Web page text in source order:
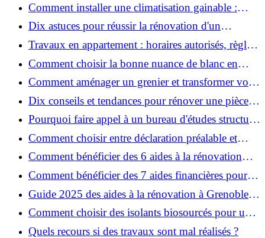
Comment installer une climatisation gainable :
coût, étapes et conseils ?
Dix astuces pour réussir la rénovation d'un
appartement
Travaux en appartement : horaires autorisés, règles
et bonnes pratiques
Comment choisir la bonne nuance de blanc en
décoration et éviter les pièges ?
Comment aménager un grenier et transformer vos
combles en espace habitable ?
Dix conseils et tendances pour rénover une pièce
de la maison
Pourquoi faire appel à un bureau d'études structure
pour garantir la sécurité de vos rénovations ?
Comment choisir entre déclaration préalable et
permis de construire pour vos travaux ?
Comment bénéficier des 6 aides à la rénovation
énergétique à Grenoble ?
Comment bénéficier des 7 aides financières pour la
rénovation énergétique à Voiron ?
Guide 2025 des aides à la rénovation à Grenoble et
Voiron : MaPrimeRénov’, CEE, aides locales
Comment choisir des isolants biosourcés pour une
rénovation écologique ?
Quels recours si des travaux sont mal réalisés ?